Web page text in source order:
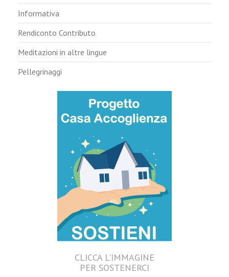
Informativa
Rendiconto Contributo
Meditazioni in altre lingue
Pellegrinaggi
CLICCA L'IMMAGINE
PER SOSTENERCI